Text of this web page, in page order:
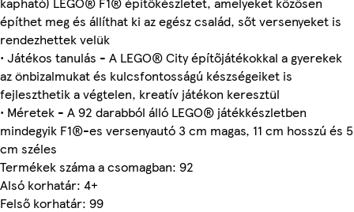
építhet meg és állíthat ki az egész család, sőt versenyeket is
rendezhettek velük
• Játékos tanulás - A LEGO® City építőjátékokkal a gyerekek
az önbizalmukat és kulcsfontosságú készségeiket is
fejleszthetik a végtelen, kreatív játékon keresztül
• Méretek - A 92 darabból álló LEGO® játékkészletben
mindegyik F1®-es versenyautó 3 cm magas, 11 cm hosszú és 5
cm széles
Termékek száma a csomagban: 92
Alsó korhatár: 4+
Felső korhatár: 99